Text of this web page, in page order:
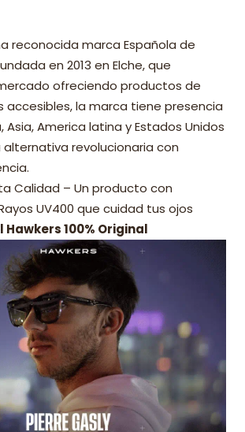
reconocida marca Española de
en 2013 en Elche, que
ofreciendo productos de
accesibles, la marca tiene presencia
Asia, America latina y Estados Unidos
revolucionaria con
Calidad – Un producto con
UV400 que cuidad tus ojos
Hawkers 100% Original